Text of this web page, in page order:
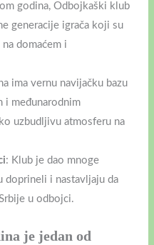
godina, Odbojkaški klub
generacije igrača koji su
domaćem i
ima vernu navijačku bazu
i međunarodnim
uzbudljivu atmosferu na
: Klub je dao mnoge
doprineli i nastavljaju da
u odbojci.
je jedan od